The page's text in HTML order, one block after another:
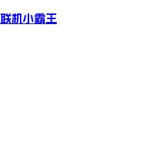
联机小霸王